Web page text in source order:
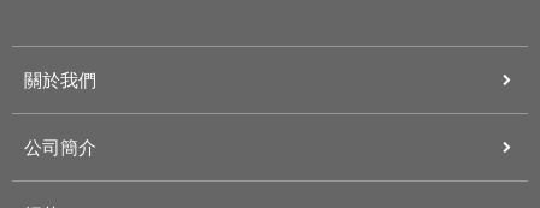
關於我們
公司簡介